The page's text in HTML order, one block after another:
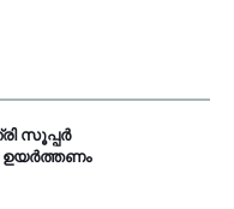
സൂപ്പർ
ഉയർത്തണം